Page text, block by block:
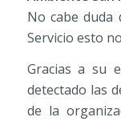
No cabe duda
Servicio esto
Gracias a su
detectado las
de la